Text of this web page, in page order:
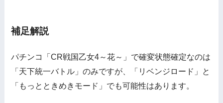
補足解説
パチンコ「CR戦国乙女4～花～」で確変状態確定なのは
「天下統一バトル」のみですが、「リベンジロード」と
「もっとときめきモード」でも可能性はあります。